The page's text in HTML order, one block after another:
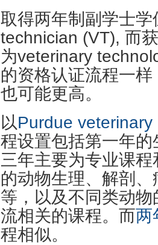
取得两年制副学士
technician (VT), 而
为veterinary
的资格认证流程一
也可能更高。
以Purdue veterinary
程设置包括第一年
三年主要为专业课
的动物生理、解剖
等，以及不同类动
流相关的课程。而两
程相似。